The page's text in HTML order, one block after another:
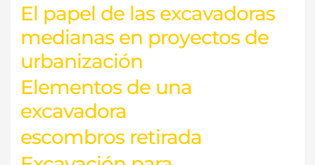
El papel de las excavadoras
medianas en proyectos de
urbanización
Elementos de una
excavadora
escombros retirada